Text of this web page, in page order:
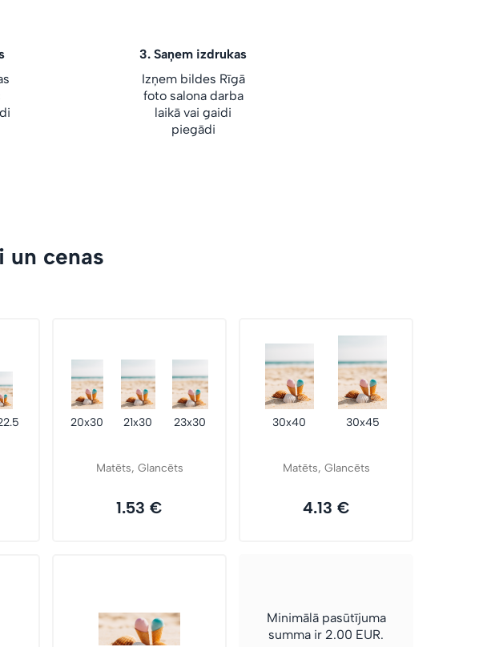
3. Saņem izdrukas
Izņem bildes Rīgā
foto salona darba
laikā vai gaidi
piegādi
un cenas
20x30 21x30 23x30
Matēts, Glancēts
1.53 €
30x40 30x45
Matēts, Glancēts
4.13 €
Minimālā pasūtījuma
summa ir 2.00 EUR.